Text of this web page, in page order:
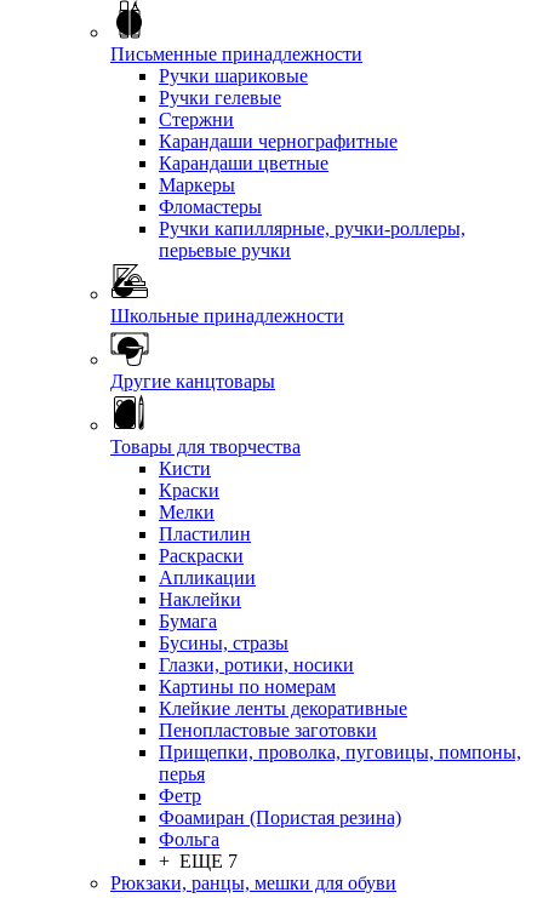
Письменные принадлежности
Ручки шариковые
Ручки гелевые
Стержни
Карандаши чернографитные
Карандаши цветные
Маркеры
Фломастеры
Ручки капиллярные, ручки-роллеры,
перьевые ручки
Школьные принадлежности
Другие канцтовары
Товары для творчества
Кисти
Краски
Мелки
Пластилин
Раскраски
Апликации
Наклейки
Бумага
Бусины, стразы
Глазки, ротики, носики
Картины по номерам
Клейкие ленты декоративные
Пенопластовые заготовки
Прищепки, проволка, пуговицы, помпоны,
перья
Фетр
Фоамиран (Пористая резина)
Фольга
+ ЕЩЕ 7
Рюкзаки, ранцы, мешки для обуви